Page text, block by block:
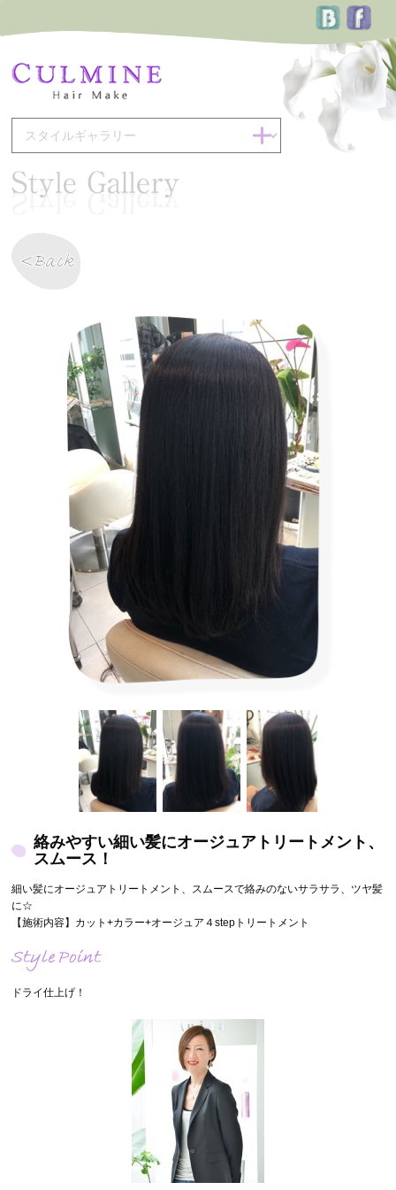
絡みやすい細い髪にオージュアトリートメント、
スムース！
細い髪にオージュアトリートメント、スムースで絡みのないサラサラ、ツヤ髪
に☆
【施術内容】カット+カラー+オージュア４stepトリートメント
ドライ仕上げ！